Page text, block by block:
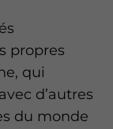
propres
qui
d’autres
du monde